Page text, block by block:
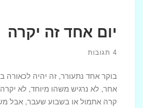
יום אחד זה יקרה
4 תגובות
בוקר אחד נתעורר, זה יהיה לכאורה
אחר, לא נרגיש משהו מיוחד, לא
קרה אתמול או בשבוע שעבר, אבל